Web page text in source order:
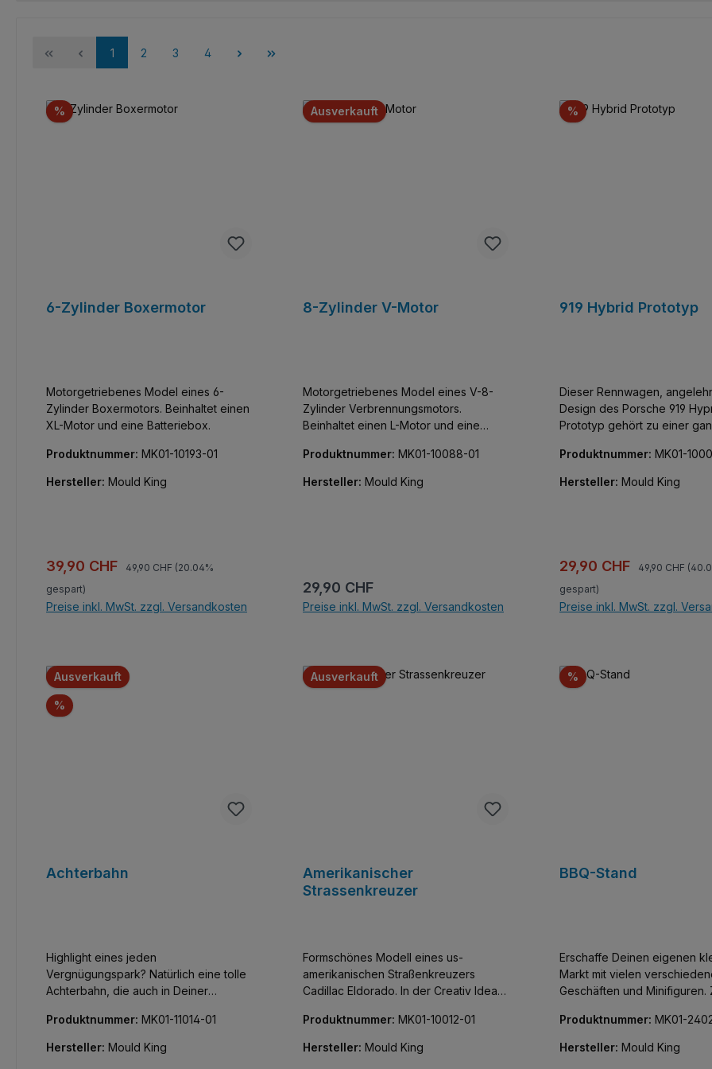
Seite
1 Seite
2 Seite
3 Seite
4
% Rabatt
6-Zylinder Boxermotor
Motorgetriebenes Model eines 6-
Zylinder Boxermotors. Beinhaltet einen
XL-Motor und eine Batteriebox.
Produktnummer: MK01-10193-01
Hersteller: Mould King
Verkaufspreis:
39,90 CHF Regulärer Preis:
49,90 CHF (20.04%
gespart)
Preise inkl. MwSt. zzgl. Versandkosten
Ausverkauft
8-Zylinder V-Motor
Motorgetriebenes Model eines V-8-
Zylinder Verbrennungsmotors.
Beinhaltet einen L-Motor und eine
Produktnummer: MK01-10088-01
Hersteller: Mould King
Regulärer Preis:
29,90 CHF
Preise inkl. MwSt. zzgl. Versandkosten
% Rabatt
919 Hybrid Prototyp
Dieser Rennwagen,
Design des Porsche 919
Prototyp gehört zu einer
Erwachsene. Die
sehen erstklassig aus und
keiner Vitrine fehlen. Sehr
Bauanleitung beiliegend.
Produktnummer: MK01-
Hersteller: Mould King
Verkaufspreis:
29,90 CHF Regulärer Preis:
49,90 CHF
gespart)
Preise inkl. MwSt. zzgl.
Ausverkauft
% Rabatt
Achterbahn
Highlight eines jeden
Vergnügungspark? Natürlich eine tolle
Achterbahn, die auch in Deiner
Power Functions: 3 x L-Motoren und
eine Batteriebox (6x AAA-Batterien
Produktnummer: MK01-11014-01
Hersteller: Mould King
Ausverkauft
Amerikanischer
Strassenkreuzer
Formschönes Modell eines us-
amerikanischen Straßenkreuzers
Cadillac Eldorado. In der Creativ Idea-
gelungenen Sportwagen und Oldtimer-
Modellen fürs Regal oder die Vitrine.
Vor allem der bekannte MOC-Designer
Produktnummer: MK01-10012-01
Hersteller: Mould King
% Rabatt
BBQ-Stand
Erschaffe Deinen eigenen
Markt mit vielen
Geschäften und Minifiguren. Zum
Enthält eine passende
Produktnummer: MK01-
Hersteller: Mould King